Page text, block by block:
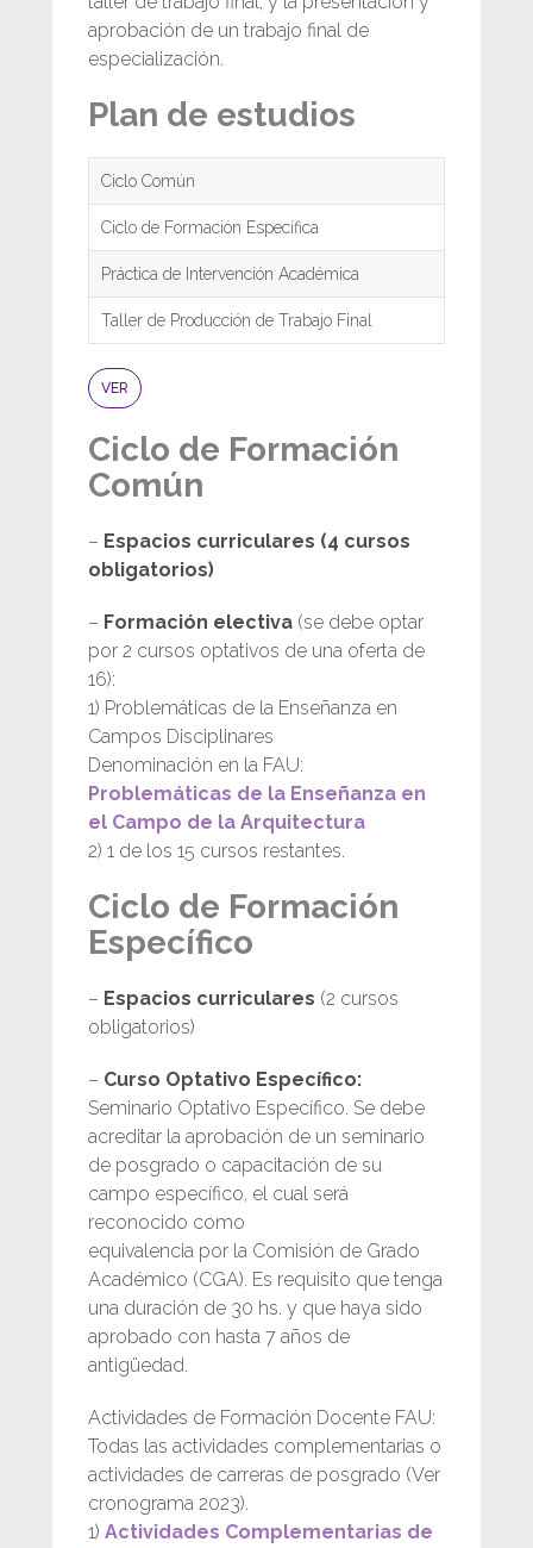
aprobación de un trabajo final de
especialización.
Plan de estudios
Ciclo Común
Ciclo de Formación Específica
Práctica de Intervención Académica
Taller de Producción de Trabajo Final
VER
Ciclo de Formación
Común
– Espacios curriculares (4 cursos
obligatorios)
– Formación electiva (se debe optar
por 2 cursos optativos de una oferta de
16):
1) Problemáticas de la Enseñanza en
Campos Disciplinares
Denominación en la FAU:
Problemáticas de la Enseñanza en
el Campo de la Arquitectura
2) 1 de los 15 cursos restantes.
Ciclo de Formación
Específico
– Espacios curriculares (2 cursos
obligatorios)
– Curso Optativo Específico:
Seminario Optativo Específico. Se debe
acreditar la aprobación de un seminario
de posgrado o capacitación de su
campo específico, el cual será
reconocido como
equivalencia por la Comisión de Grado
Académico (CGA). Es requisito que tenga
una duración de 30 hs. y que haya sido
aprobado con hasta 7 años de
antigüedad.
Actividades de Formación Docente FAU:
Todas las actividades complementarias o
actividades de carreras de posgrado (Ver
cronograma 2023).
1) Actividades Complementarias de